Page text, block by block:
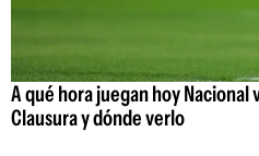
A qué hora juegan hoy Nacional
Clausura y dónde verlo